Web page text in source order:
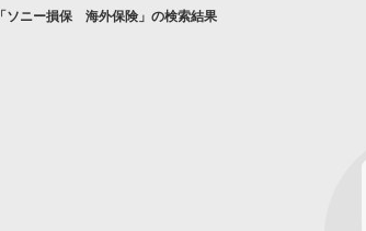
ショッピング
「 ソニー損保 海外保険 」の検索結果